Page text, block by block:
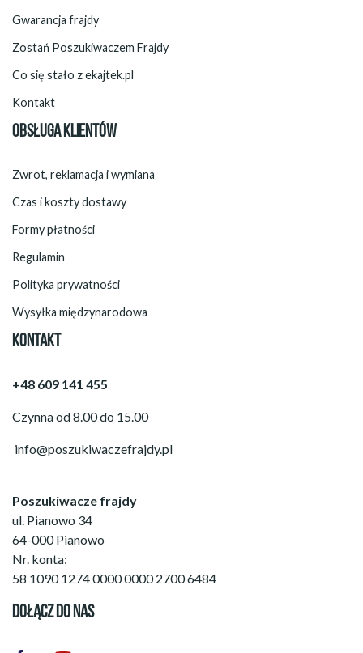
Gwarancja frajdy
Zostań Poszukiwaczem Frajdy
Co się stało z ekajtek.pl
Kontakt
OBSŁUGA KLIENTÓW
Zwrot, reklamacja i wymiana
Czas i koszty dostawy
Formy płatności
Regulamin
Polityka prywatności
Wysyłka międzynarodowa
KONTAKT
+48 609 141 455
Czynna od 8.00 do 15.00
info@poszukiwaczefrajdy.pl
Poszukiwacze frajdy
ul. Pianowo 34
64-000 Pianowo
Nr. konta:
58 1090 1274 0000 0000 2700 6484
DOŁĄCZ DO NAS